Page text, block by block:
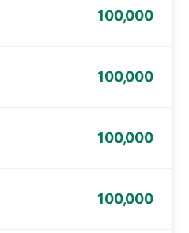
100,000
100,000
100,000
100,000